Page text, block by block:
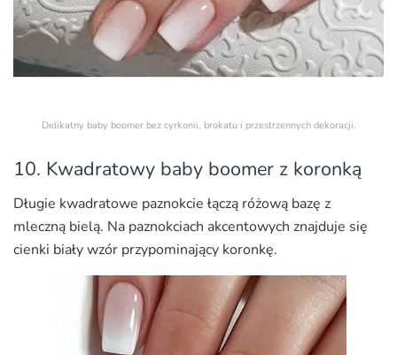
Delikatny baby boomer bez cyrkonii, brokatu i przestrzennych dekoracji.
10. Kwadratowy baby boomer z koronką
Długie kwadratowe paznokcie łączą różową bazę z
mleczną bielą. Na paznokciach akcentowych znajduje się
cienki biały wzór przypominający koronkę.